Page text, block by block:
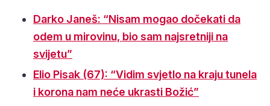
Darko Janeš: “Nisam mogao dočekati da
odem u mirovinu, bio sam najsretniji na
svijetu”
Elio Pisak (67): “Vidim svjetlo na kraju tunela
i korona nam neće ukrasti Božić”